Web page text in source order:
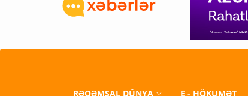
RƏQƏMSAL DÜNYA E - HÖKUMƏT